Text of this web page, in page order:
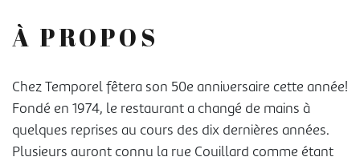
À PROPOS
Chez Temporel fêtera son 50e anniversaire cette année!
Fondé en 1974, le restaurant a changé de mains à
quelques reprises au cours des dix dernières années.
Plusieurs auront connu la rue Couillard comme étant